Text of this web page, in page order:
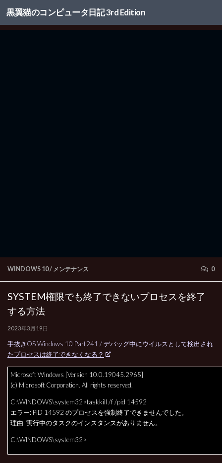
コンテンツへスキップ
黒翼猫のコンピュータ日記 3rd Edition
WINDOWS 10/ メンテナンス 0
SYSTEM権限でも終了できないプロセスを終了
する方法
2023年3月19日
手抜きOS Windows 10 Part241 / デバッグ中にウイルスとして検出され
たプロセスは終了できなくなる？
Microsoft Windows [Version 10.0.19045.2965]
(c) Microsoft Corporation. All rights reserved.
C:\WINDOWS\system32>taskkill /f /pid 14592
エラー: PID 14592 のプロセスを強制終了できませんでした。
理由: 実行中のタスクのインスタンスがありません。
C:\WINDOWS\system32>